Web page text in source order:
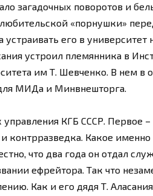
загадочных поворотов и
«порнушки»
его в университет
устроил племянника в
им Т. Шевченко. В нем в
МИДа и Минвнешторга.
КГБ СССР. Первое
контрразведка. Какое
что два года он отдал
ефрейтора. Так что
Как и его дядя Т.